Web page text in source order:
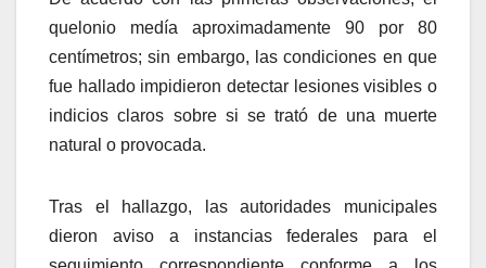
quelonio medía aproximadamente 90 por 80
centímetros; sin embargo, las condiciones en que
fue hallado impidieron detectar lesiones visibles o
indicios claros sobre si se trató de una muerte
natural o provocada.
Tras el hallazgo, las autoridades municipales
dieron aviso a instancias federales para el